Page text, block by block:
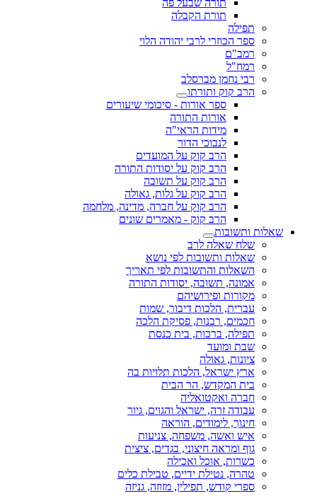
תורה שבעל פה
תורת הקבלה
תפילה
ספר הכוזרי לרבי יהודה הלוי
רמב"ם
רמח"ל
רבי נחמן מברסלב
הרב קוק ותורתו
ספר אורות - סיכומי שיעורים
אורות התורה
מידות הראי"ה
לנבוכי הדור
הרב קוק על המועדים
הרב קוק על יסודות התורה
הרב קוק על תשובה
הרב קוק על גלות, גאולה
הרב קוק על חברה, מדינה, מלחמה
הרב קוק - מאמרים שונים
שאלות ותשובות
שלח שאלה לרב
שאלות ותשובות לפי נושא
השאלות והתשובות לפי תאריך
אמונה, תשובה, יסודות התורה
מקורות ופירושיהם
עברית, הלכות דיבור, שמות
חכמים, רבנות, פסיקת הלכה
תפילה, ברכות, בית כנסת
שבת ומועד
ציונות, גאולה
ארץ ישראל, הלכות תלויות בה
בית המקדש, הר הבית
חברה ואקטואליה
עבודה זרה, ישראל והגוים, גיור
חינוך, לימודים, הוראה
איש ואשה, משפחה, צניעות
גוף ומראה חיצוני, בגדים, ציצית
כשרות, אוכל ואכילה
טהרה, נטילת ידיים, טבילת כלים
ספרי קודש, תפילין, מזוזה, גניזה